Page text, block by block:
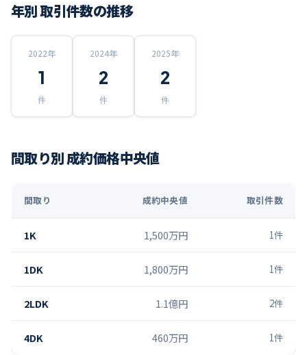
年別 取引件数の推移
2022年
1
件
2024年
2
件
2025年
2
件
間取り別 成約価格中央値
間取り 成約中央値 取引件数
1K 1,500万円 1件
1DK 1,800万円 1件
2LDK 1.1億円 2件
4DK 460万円 1件